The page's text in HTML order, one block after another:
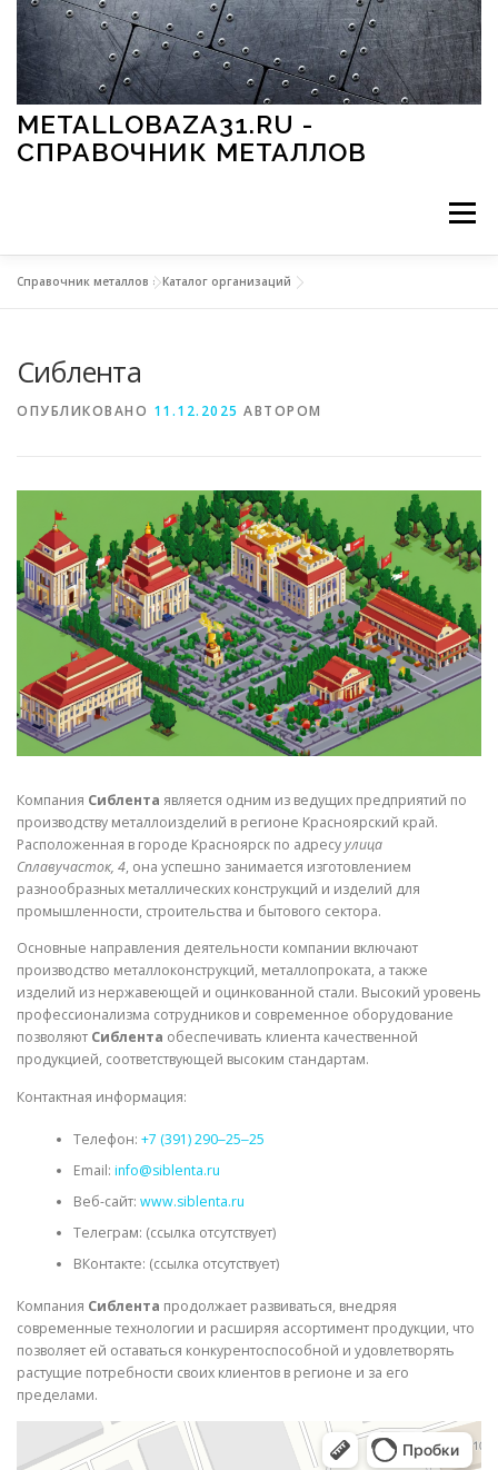
Перейти к содержимому
METALLOBAZA31.RU -
СПРАВОЧНИК МЕТАЛЛОВ
Меню
МЕТАЛЛЫ И ОКРУЖАЮЩАЯ СРЕДА
СВОЙСТВА МЕТАЛЛОВ СОРТА МЕТАЛЛОВ
СТАТЬИ
Справочник металлов »Каталог организаций
Сиблента
ОПУБЛИКОВАНО 11.12.2025 АВТОРОМ
Компания Сиблента является одним из ведущих предприятий по
производству металлоизделий в регионе Красноярский край.
Расположенная в городе Красноярск по адресуулица
Сплавучасток, 4, она успешно занимается изготовлением
разнообразных металлических конструкций и изделий для
промышленности, строительства и бытового сектора.
Основные направления деятельности компании включают
производство металлоконструкций, металлопроката, а также
изделий из нержавеющей и оцинкованной стали. Высокий уровень
профессионализма сотрудников и современное оборудование
позволяют Сиблента обеспечивать клиента качественной
продукцией, соответствующей высоким стандартам.
Контактная информация:
Телефон: +7 (391) 290‒25‒25
Email: info@siblenta.ru
Веб-сайт: www.siblenta.ru
Телеграм: (ссылка отсутствует)
ВКонтакте: (ссылка отсутствует)
Компания Сиблента продолжает развиваться, внедряя
современные технологии и расширяя ассортимент продукции, что
позволяет ей оставаться конкурентоспособной и удовлетворять
растущие потребности своих клиентов в регионе и за его
пределами.